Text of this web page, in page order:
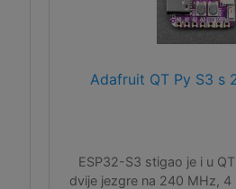
Adafruit QT Py S3 s
ESP32-S3 stigao je i u
dvije jezgre na 240 MHz, 4